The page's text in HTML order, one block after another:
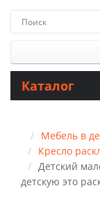
Каталог
Мебель в
Кресло
Детский
детскую это